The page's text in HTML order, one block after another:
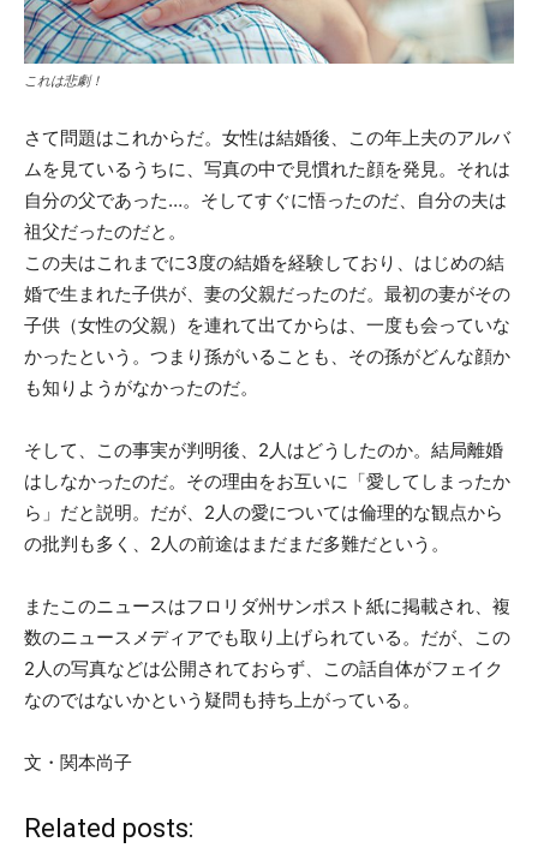
これは悲劇！
さて問題はこれからだ。女性は結婚後、この年上夫のアルバ
ムを見ているうちに、写真の中で見慣れた顔を発見。それは
自分の父であった…。そしてすぐに悟ったのだ、自分の夫は
祖父だったのだと。
この夫はこれまでに3度の結婚を経験しており、はじめの結
婚で生まれた子供が、妻の父親だったのだ。最初の妻がその
子供（女性の父親）を連れて出てからは、一度も会っていな
かったという。つまり孫がいることも、その孫がどんな顔か
も知りようがなかったのだ。
そして、この事実が判明後、2人はどうしたのか。結局離婚
はしなかったのだ。その理由をお互いに「愛してしまったか
ら」だと説明。だが、2人の愛については倫理的な観点から
の批判も多く、2人の前途はまだまだ多難だという。
またこのニュースはフロリダ州サンポスト紙に掲載され、複
数のニュースメディアでも取り上げられている。だが、この
2人の写真などは公開されておらず、この話自体がフェイク
なのではないかという疑問も持ち上がっている。
文・関本尚子
Related posts: